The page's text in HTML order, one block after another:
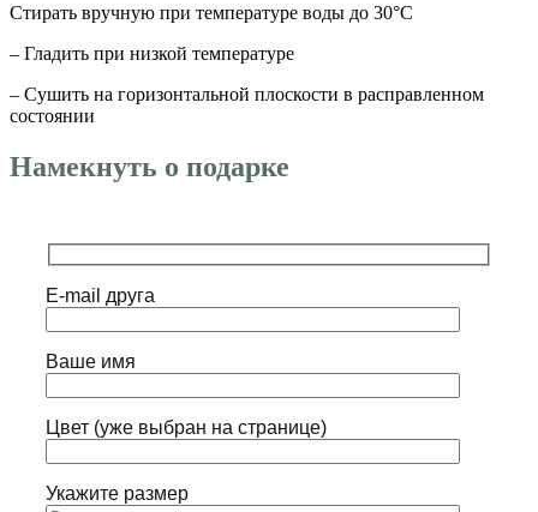
Стирать вручную при температуре воды до 30°C
– Гладить при низкой температуре
– Сушить на горизонтальной плоскости в расправленном
состоянии
Намекнуть о подарке
E-mail друга
Ваше имя
Цвет (уже выбран на странице)
Укажите размер